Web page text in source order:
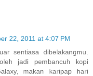
22, 2011 at 4:07 PM
sentiasa dibelakangmu.
jadi pembancuh kopi
makan karipap hari